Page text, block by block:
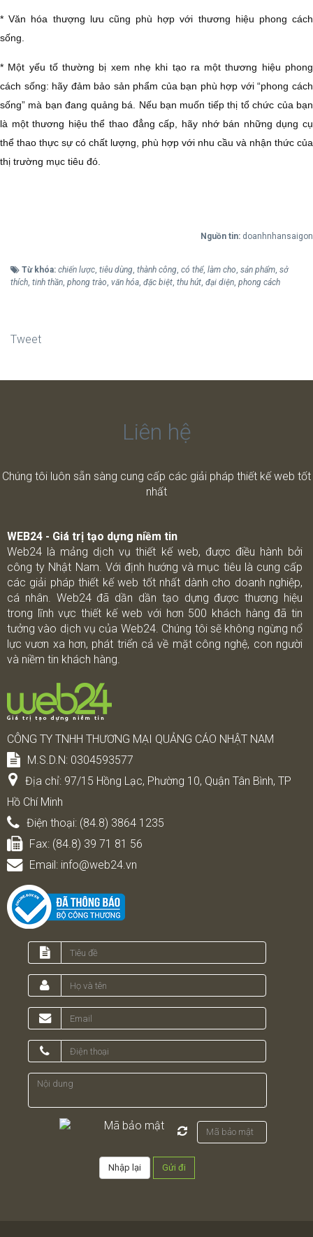
* Văn hóa thượng lưu cũng phù hợp với thương hiệu phong cách
sống.
* Một yếu tố thường bị xem nhẹ khi tạo ra một thương hiệu phong
cách sống: hãy đảm bảo sản phẩm của bạn phù hợp với “phong cách
sống” mà bạn đang quảng bá. Nếu bạn muốn tiếp thị tổ chức của bạn
là một thương hiệu thể thao đẳng cấp, hãy nhớ bán những dụng cụ
thể thao thực sự có chất lượng, phù hợp với nhu cầu và nhận thức của
thị trường mục tiêu đó.
Nguồn tin: doanhnhansaigon
Từ khóa: chiến lược, tiêu dùng, thành công, có thể, làm cho, sản phẩm, sở
thích, tinh thần, phong trào, văn hóa, đặc biệt, thu hút, đại diện, phong cách
Tweet
Liên hệ
Chúng tôi luôn sẵn sàng cung cấp các giải pháp thiết kế web tốt
nhất
WEB24 - Giá trị tạo dựng niềm tin
Web24 là mảng dịch vụ thiết kế web, được điều hành bởi
công ty Nhật Nam. Với định hướng và mục tiêu là cung cấp
các giải pháp thiết kế web tốt nhất dành cho doanh nghiệp,
cá nhân. Web24 đã dần dần tạo dựng được thương hiệu
trong lĩnh vực thiết kế web với hơn 500 khách hàng đã tin
tưởng vào dịch vụ của Web24. Chúng tôi sẽ không ngừng nổ
lực vươn xa hơn, phát triển cả về mặt công nghệ, con người
và niềm tin khách hàng.
CÔNG TY TNHH THƯƠNG MẠI QUẢNG CÁO NHẬT NAM
M.S.D.N: 0304593577
Địa chỉ: 97/15 Hồng Lạc, Phường 10, Quận Tân Bình, TP
Hồ Chí Minh
Điện thoại: (84.8) 3864 1235
Fax: (84.8) 39 71 81 56
Email: info@web24.vn